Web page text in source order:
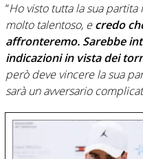
“Ho visto tutta la sua
molto talentoso, ecredo
affronteremo. Sarebbe
indicazioni in vista dei
però deve vincere la sua
sarà un avversario